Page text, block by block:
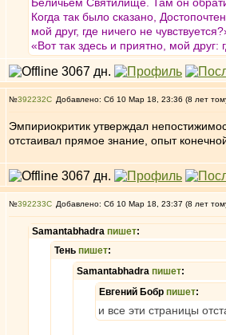
Когда так было сказано,
мой друг, где ничего не
«Вот так здесь и приятно, мой друг:
№392232 Добавлено: Сб 10 Мар 18, 23:36 (8 лет
Эмпириокритик утверждал
отстаивал прямое знание, опыт
№392233 Добавлено: Сб 10 Мар 18, 23:37 (8 лет
Samantabhadra пишет:
Тень пишет:
Samantabhadra пишет:
Евгений Бобр пишет:
и все эти страницы